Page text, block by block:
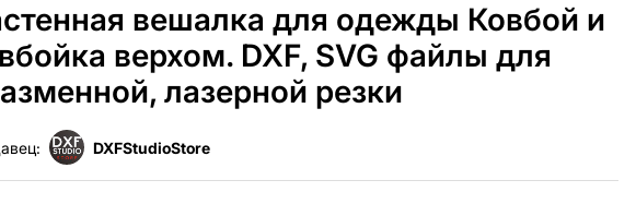
вешалка для одежды Ковбой и
верхом. DXF, SVG файлы для
лазерной резки
DXFStudioStore